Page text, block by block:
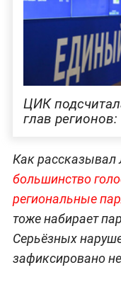
ЦИК
глав
Как
большинство
региональные
тоже набирает
Серьёзных
зафиксировано